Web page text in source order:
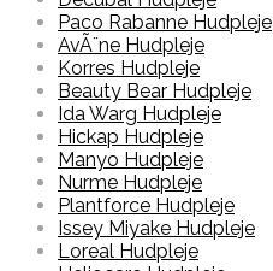
Paco Rabanne Hudpleje
AvÃ¨ne Hudpleje
Korres Hudpleje
Beauty Bear Hudpleje
Ida Warg Hudpleje
Hickap Hudpleje
Manyo Hudpleje
Nurme Hudpleje
Plantforce Hudpleje
Issey Miyake Hudpleje
Loreal Hudpleje